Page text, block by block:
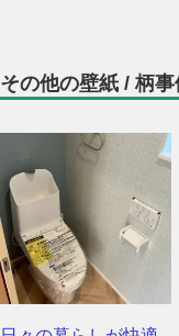
その他の壁紙 / 柄